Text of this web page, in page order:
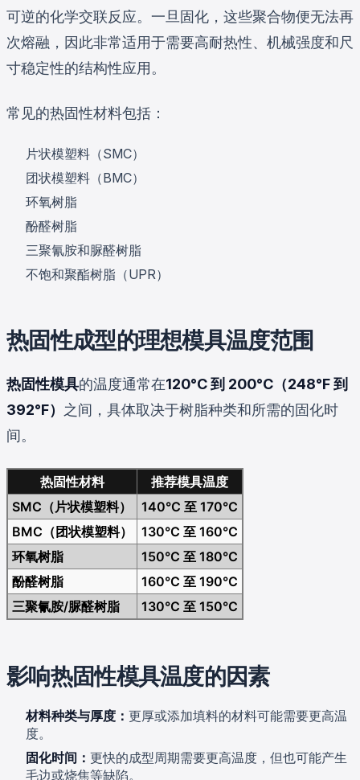
可逆的化学交联反应。一旦固化，这些聚合物便无法再
次熔融，因此非常适用于需要高耐热性、机械强度和尺
寸稳定性的结构性应用。
常见的热固性材料包括：
片状模塑料（SMC）
团状模塑料（BMC）
环氧树脂
酚醛树脂
三聚氰胺和脲醛树脂
不饱和聚酯树脂（UPR）
热固性成型的理想模具温度范围
热固性模具的温度通常在120°C 到 200°C（248°F 到
392°F） 之间，具体取决于树脂种类和所需的固化时
间。
热固性材料
推荐模具温度
SMC（片状模塑料）
140°C 至 170°C
BMC（团状模塑料）
130°C 至 160°C
环氧树脂
150°C 至 180°C
酚醛树脂
160°C 至 190°C
三聚氰胺/脲醛树脂
130°C 至 150°C
影响热固性模具温度的因素
材料种类与厚度： 更厚或添加填料的材料可能需要更高温
度。
固化时间： 更快的成型周期需要更高温度，但也可能产生
毛边或烧焦等缺陷。